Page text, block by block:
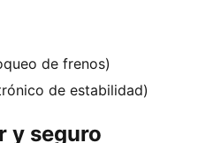
de frenos)
de estabilidad)
y seguro